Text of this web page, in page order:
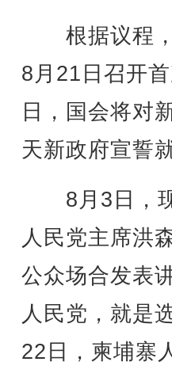
根据议程，
8月21日召开
日，国会将对
天新政府宣誓
8月3日，现
人民党主席洪
公众场合发表
人民党，就是
22日，柬埔寨